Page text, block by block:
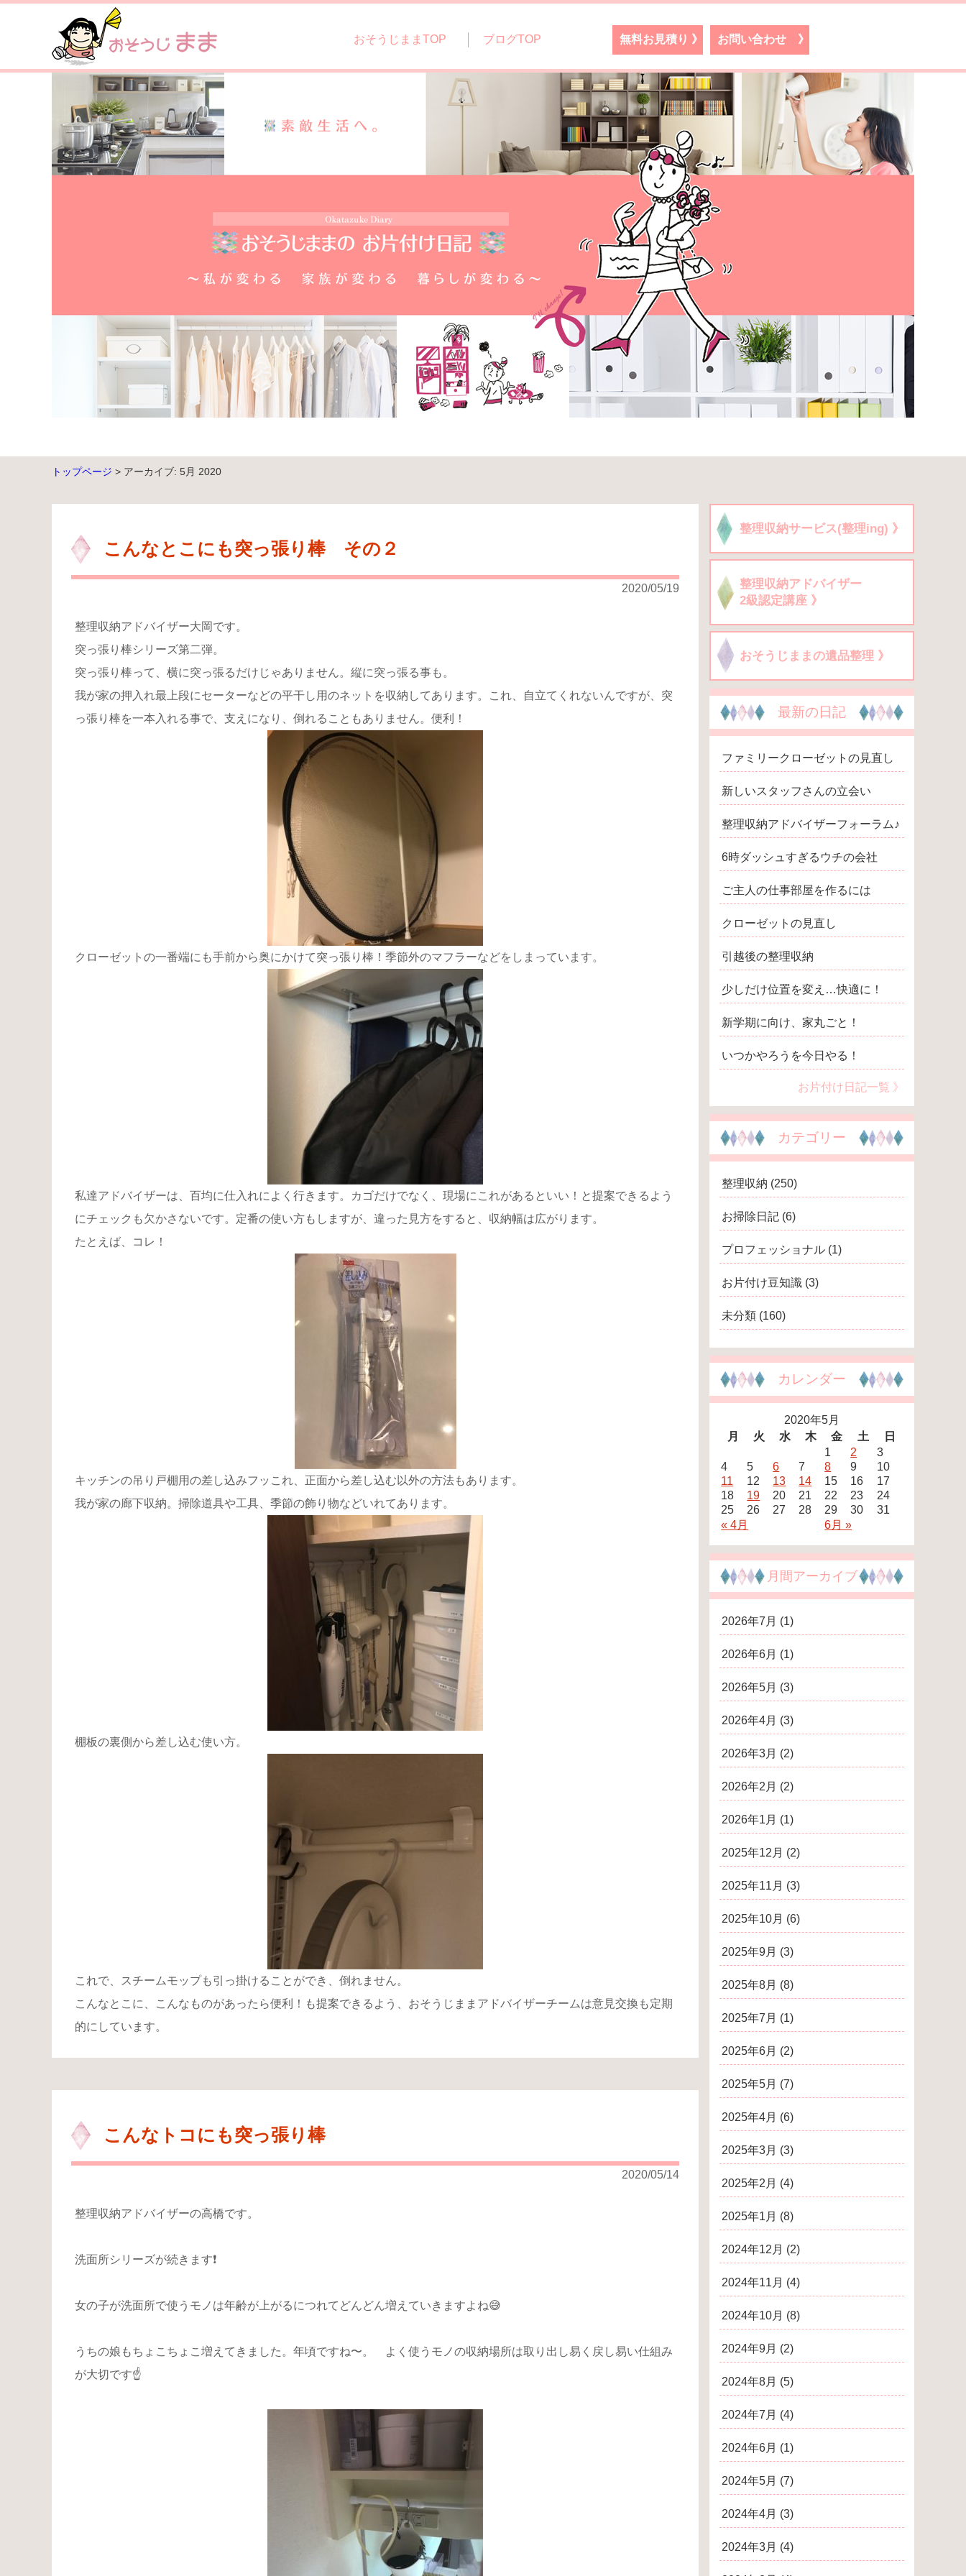
おそうじままTOP ブログTOP 無料お見積り 》 お問い合わせ 》
トップページ > アーカイブ: 5月 2020
こんなとこにも突っ張り棒 その２
2020/05/19
整理収納アドバイザー大岡です。
突っ張り棒シリーズ第二弾。
突っ張り棒って、横に突っ張るだけじゃありません。縦に突っ張る事も。
我が家の押入れ最上段にセーターなどの平干し用のネットを収納してあります。これ、自立てくれないんですが、突
っ張り棒を一本入れる事で、支えになり、倒れることもありません。便利！
クローゼットの一番端にも手前から奥にかけて突っ張り棒！季節外のマフラーなどをしまっています。
私達アドバイザーは、百均に仕入れによく行きます。カゴだけでなく、現場にこれがあるといい！と提案できるよう
にチェックも欠かさないです。定番の使い方もしますが、違った見方をすると、収納幅は広がります。
たとえば、コレ！
キッチンの吊り戸棚用の差し込みフッこれ、正面から差し込む以外の方法もあります。
我が家の廊下収納。掃除道具や工具、季節の飾り物などいれてあります。
棚板の裏側から差し込む使い方。
これで、スチームモップも引っ掛けることができ、倒れません。
こんなとこに、こんなものがあったら便利！も提案できるよう、おそうじままアドバイザーチームは意見交換も定期
的にしています。
こんなトコにも突っ張り棒
2020/05/14
整理収納アドバイザーの高橋です。
洗面所シリーズが続きます❗️
女の子が洗面所で使うモノは年齢が上がるにつれてどんどん増えていきますよね😅
うちの娘もちょこちょこ増えてきました。年頃ですね〜。 よく使うモノの収納場所は取り出し易く戻し易い仕組み
が大切です☝️
整理収納サービス(整理ing) 》
整理収納アドバイザー
2級認定講座 》
おそうじままの遺品整理 》
最新の日記
ファミリークローゼットの見直し
新しいスタッフさんの立会い
整理収納アドバイザーフォーラム♪
6時ダッシュすぎるウチの会社
ご主人の仕事部屋を作るには
クローゼットの見直し
引越後の整理収納
少しだけ位置を変え…快適に！
新学期に向け、家丸ごと！
いつかやろうを今日やる！
お片付け日記一覧 》
カテゴリー
整理収納 (250)
お掃除日記 (6)
プロフェッショナル (1)
お片付け豆知識 (3)
未分類 (160)
カレンダー
2020年5月
月
火 水 木 金 土 日
« 4月 6月 »
1 2
3
4
5 6 7 8 9
10
11
12 13 14 15 16
17
18
19 20 21 22 23
24
25
26 27 28 29 30 31
月間アーカイブ
2026年7月 (1)
2026年6月 (1)
2026年5月 (3)
2026年4月 (3)
2026年3月 (2)
2026年2月 (2)
2026年1月 (1)
2025年12月 (2)
2025年11月 (3)
2025年10月 (6)
2025年9月 (3)
2025年8月 (8)
2025年7月 (1)
2025年6月 (2)
2025年5月 (7)
2025年4月 (6)
2025年3月 (3)
2025年2月 (4)
2025年1月 (8)
2024年12月 (2)
2024年11月 (4)
2024年10月 (8)
2024年9月 (2)
2024年8月 (5)
2024年7月 (4)
2024年6月 (1)
2024年5月 (7)
2024年4月 (3)
2024年3月 (4)